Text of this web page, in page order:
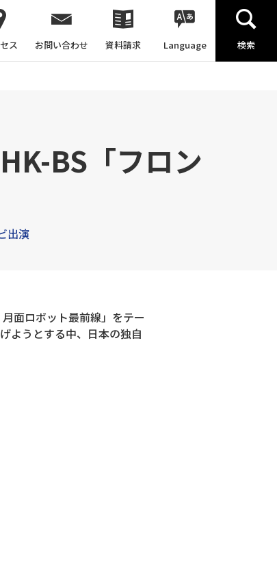
ス お問い合わせ 資料請求 Language 検索
BS「フロン
出演
面ロボット最前線」をテー
ようとする中、日本の独自